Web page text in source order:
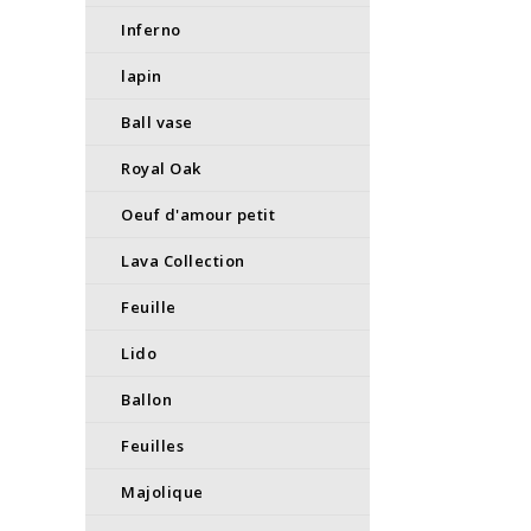
Inferno
lapin
Ball vase
Royal Oak
Oeuf d'amour petit
Lava Collection
Feuille
Lido
Ballon
Feuilles
Majolique